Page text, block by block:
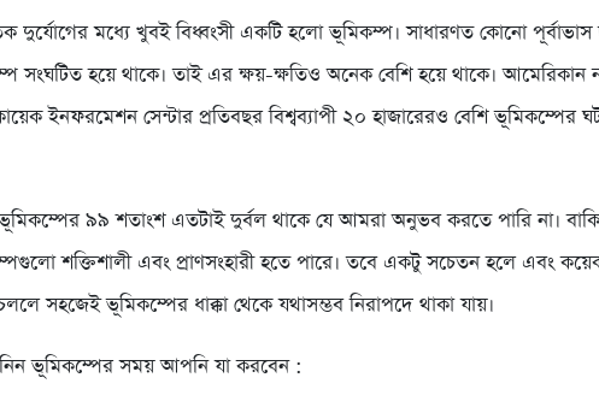
দুর্যোগের মধ্যে খুবই বিধ্বংসী একটি হলো ভূমিকম্প। সাধারণত কোনো পূর্বাভাস
সংঘটিত হয়ে থাকে। তাই এর ক্ষয়-ক্ষতিও অনেক বেশি হয়ে থাকে। আমেরিকান
ইনফরমেশন সেন্টার প্রতিবছর বিশ্বব্যাপী ২০ হাজারেরও বেশি ভূমিকম্পের
৯৯ শতাংশ এতটাই দুর্বল থাকে যে আমরা অনুভব করতে পারি না।
শক্তিশালী এবং প্রাণসংহারী হতে পারে। তবে একটু সচেতন হলে এবং
সহজেই ভূমিকম্পের ধাক্কা থেকে যথাসম্ভব নিরাপদে থাকা যায়।
ভূমিকম্পের সময় আপনি যা করবেন :